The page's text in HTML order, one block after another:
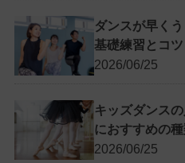
ダンスが早く
基礎練習とコツ
2026/06/25
キッズダンス
におすすめの
2026/06/25